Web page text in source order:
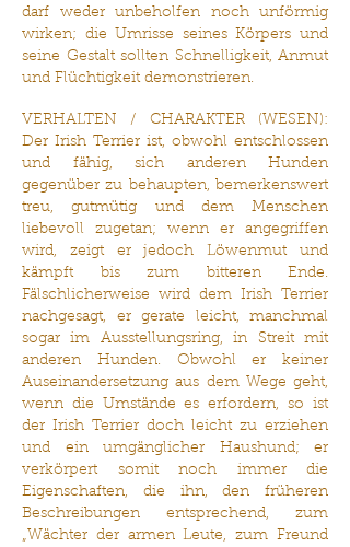
darf weder unbeholfen noch unförmig
wirken; die Umrisse seines Körpers und
seine Gestalt sollten Schnelligkeit, Anmut
und Flüchtigkeit demonstrieren.
VERHALTEN / CHARAKTER (WESEN):
Der Irish Terrier ist, obwohl entschlossen
und fähig, sich anderen Hunden
gegenüber zu behaupten, bemerkenswert
treu, gutmütig und dem Menschen
liebevoll zugetan; wenn er angegriffen
wird, zeigt er jedoch Löwenmut und
kämpft bis zum bitteren Ende.
Fälschlicherweise wird dem Irish Terrier
nachgesagt, er gerate leicht, manchmal
sogar im Ausstellungsring, in Streit mit
anderen Hunden. Obwohl er keiner
Auseinandersetzung aus dem Wege geht,
wenn die Umstände es erfordern, so ist
der Irish Terrier doch leicht zu erziehen
und ein umgänglicher Haushund; er
verkörpert somit noch immer die
Eigenschaften, die ihn, den früheren
Beschreibungen entsprechend, zum
„Wächter der armen Leute, zum Freund